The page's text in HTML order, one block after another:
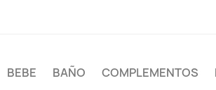
BEBE BAÑO COMPLEMENTOS